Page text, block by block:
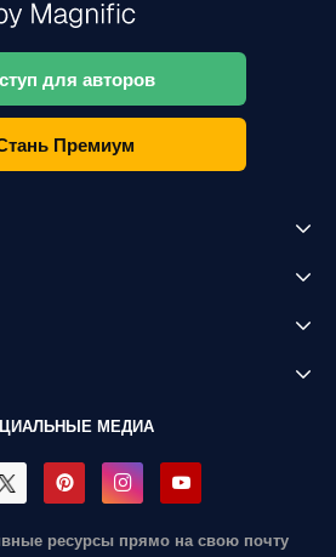
для авторов
Премиум
МЕДИА
ресурсы прямо на свою почту